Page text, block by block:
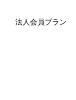
法人会員プラン